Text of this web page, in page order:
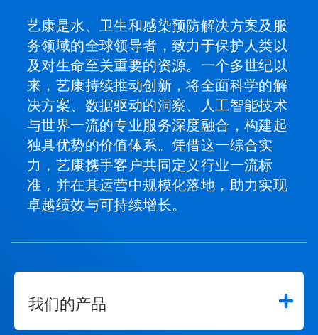
艺康是水、卫生和感染预防解决方案及服
务领域的全球领导者，致力于保护人类以
及对生命至关重要的资源。一个多世纪以
来，艺康持续推动创新，将全面科学的解
决方案、数据驱动的洞察、人工智能技术
与世界一流的专业服务深度融合，构建起
独具优势的价值体系。凭借这一综合实
力，艺康携手客户共同定义行业一流标
准，并在其运营中规模化落地，助力实现
卓越绩效与可持续增长。
我们的产品